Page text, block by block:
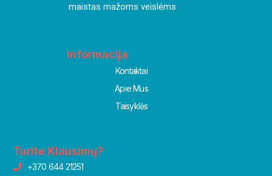
maistas mažoms veislėms
Informacija
Kontaktai
Apie Mus
Taisyklės
Turite Klausimų?
+370 644 21251